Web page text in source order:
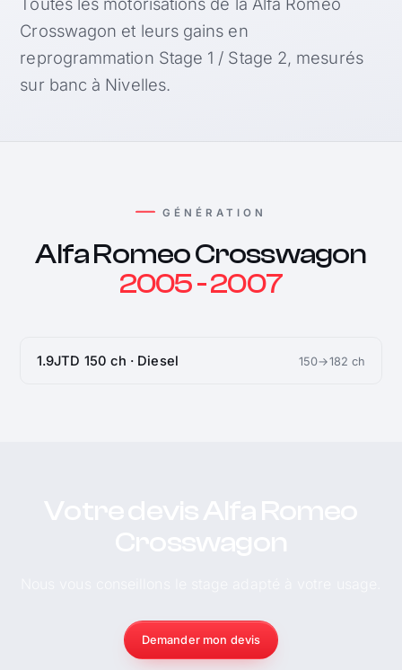
Crosswagon et leurs gains en
reprogrammation Stage 1 / Stage 2, mesurés
sur banc à Nivelles.
GÉNÉRATION
Alfa Romeo Crosswagon
2005 - 2007
1.9JTD 150 ch · Diesel 150→182 ch
Demander mon devis